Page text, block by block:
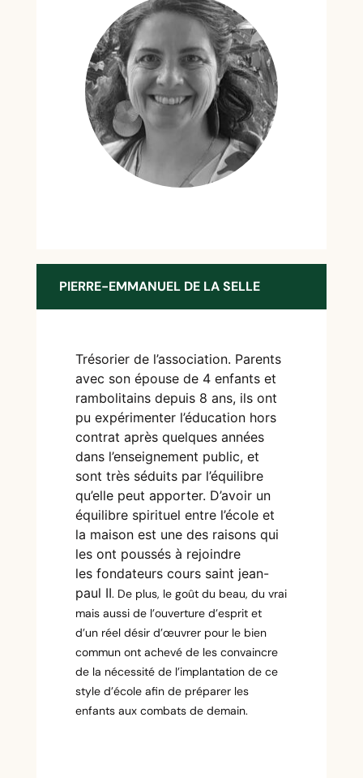
PIERRE-EMMANUEL DE LA SELLE
Trésorier de l’association. Parents
avec son épouse de 4 enfants et
rambolitains depuis 8 ans, ils ont
pu expérimenter l’éducation hors
contrat après quelques années
dans l’enseignement public, et
sont très séduits par l’équilibre
qu’elle peut apporter. D’avoir un
équilibre spirituel entre l’école et
la maison est une des raisons qui
les ont poussés à rejoindre
lesfondateurs cours saint jean-
paul II. De plus, le goût du beau, du vrai
mais aussi de l’ouverture d’esprit et
d’un réel désir d’œuvrer pour le bien
commun ont achevé de les convaincre
de la nécessité de l’implantation de ce
style d’école afin de préparer les
enfants aux combats de demain.